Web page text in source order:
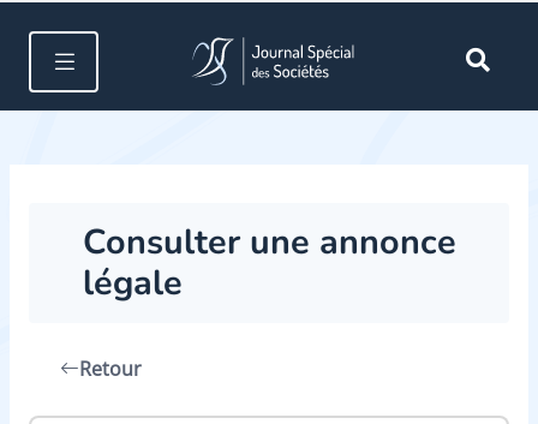
Consulter une annonce
légale
Retour